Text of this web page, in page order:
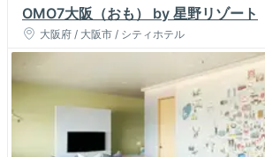
OMO7大阪（おも） by 星野リゾート
大阪府 / 大阪市 / シティホテル